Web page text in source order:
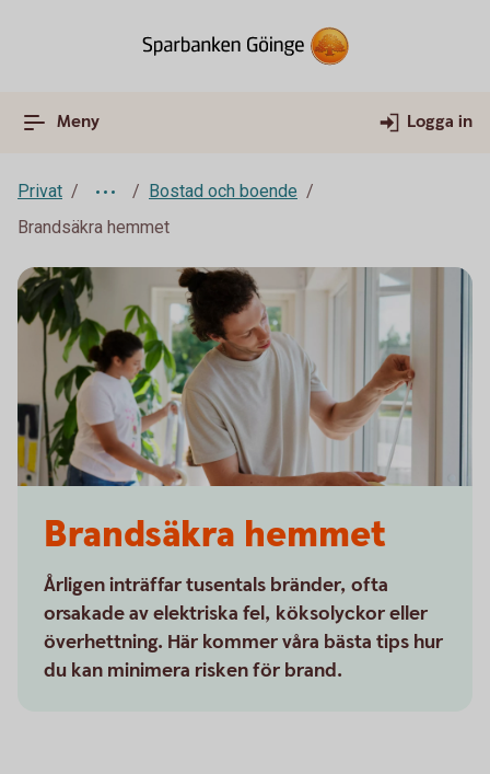
Meny Logga in
Privat
Bostad och boende
Brandsäkra hemmet
Brandsäkra hemmet
Årligen inträffar tusentals bränder, ofta
orsakade av elektriska fel, köksolyckor eller
överhettning. Här kommer våra bästa tips hur
du kan minimera risken för brand.